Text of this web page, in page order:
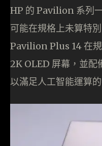
HP 的 Pavilion 系列
可能在規格上未算特
Pavilion Plus 14 在
2K OLED 屏幕，並
以滿足人工智能運算的